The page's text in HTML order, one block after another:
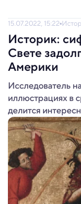
15.07.2022, 15:22
Историк:
Свете
Америки
Исследователь
иллюстрациях в
делится